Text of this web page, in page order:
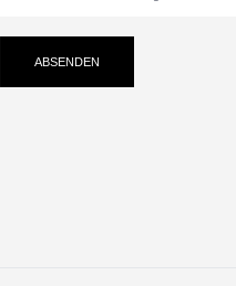
ABSENDEN